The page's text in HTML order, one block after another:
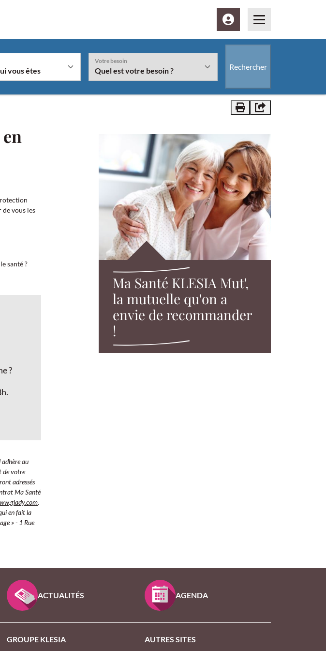
Espace clientMenu
la valeur sélectionnée le champ "Vous êtes" et/ou le bouton "Rechercher" sera disponible à la suite
Votre besoin
Rechercher
vous les
santé ?
?
au
de votre
adressés
Ma Santé
.
en fait la
» - 1 Rue
Ma Santé KLESIA Mut',
la mutuelle qu'on a
envie de recommander
!
ACTUALITÉS AGENDA
GROUPE KLESIA AUTRES SITES